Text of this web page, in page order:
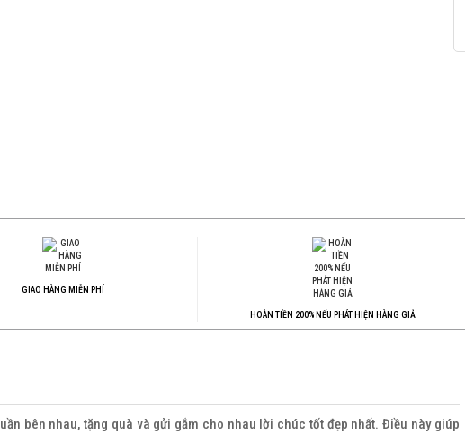
GIAO HÀNG MIỄN PHÍ
HOÀN TIỀN 200% NẾU PHÁT HIỆN HÀNG GIẢ
bên nhau, tặng quà và gửi gắm cho nhau lời chúc tốt đẹp nhất. Điều này giúp